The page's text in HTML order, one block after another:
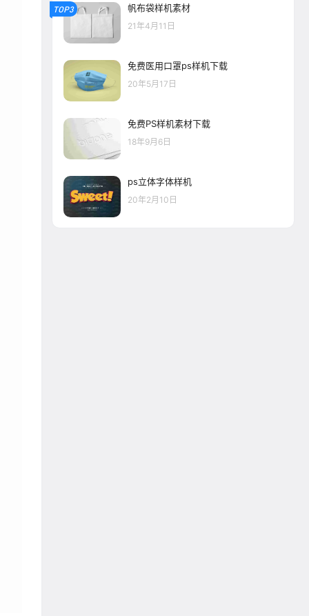
TOP3 帆布袋样机素材
21年4月11日
免费医用口罩ps样机下载
20年5月17日
免费PS样机素材下载
18年9月6日
ps立体字体样机
20年2月10日